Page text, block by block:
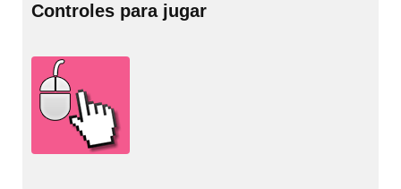
Controles para jugar